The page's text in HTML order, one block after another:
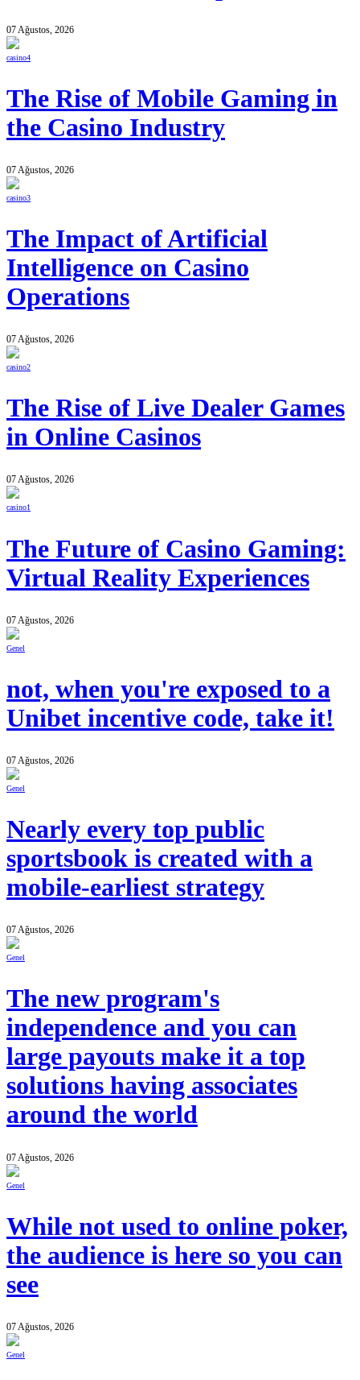
07 Ağustos, 2026
casino4
The Rise of Mobile Gaming in
the Casino Industry
07 Ağustos, 2026
casino3
The Impact of Artificial
Intelligence on Casino
Operations
07 Ağustos, 2026
casino2
The Rise of Live Dealer Games
in Online Casinos
07 Ağustos, 2026
casino1
The Future of Casino Gaming:
Virtual Reality Experiences
07 Ağustos, 2026
Genel
not, when you're exposed to a
Unibet incentive code, take it!
07 Ağustos, 2026
Genel
Nearly every top public
sportsbook is created with a
mobile-earliest strategy
07 Ağustos, 2026
Genel
The new program's
independence and you can
large payouts make it a top
solutions having associates
around the world
07 Ağustos, 2026
Genel
While not used to online poker,
the audience is here so you can
see
07 Ağustos, 2026
Genel